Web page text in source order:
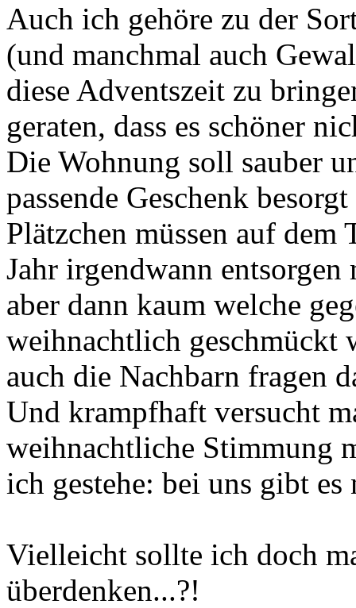
Auch ich gehöre zu der
(und manchmal auch
diese Adventszeit zu
geraten, dass es schöner
Die Wohnung soll sauber
passende Geschenk
Plätzchen müssen auf dem
Jahr irgendwann
aber dann kaum welche
weihnachtlich geschmückt
auch die Nachbarn fragen
Und krampfhaft versucht
weihnachtliche Stimmung
ich gestehe: bei uns gibt
Vielleicht sollte ich doch
überdenken...?!